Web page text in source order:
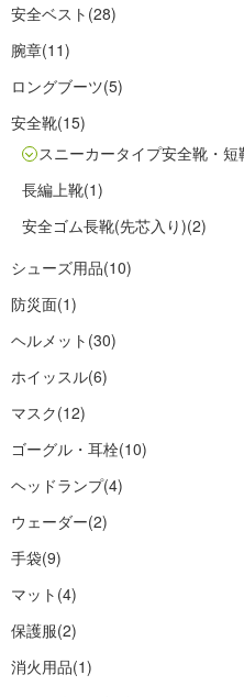
安全ベスト (28)
腕章(11)
ロングブーツ(5)
安全靴(15)
スニーカータイプ安全靴・短
長編上靴(1)
安全ゴム長靴(先芯入り)(2)
シューズ用品(10)
防災面(1)
ヘルメット (30)
ホイッスル(6)
マスク(12)
ゴーグル・耳栓(10)
ヘッドランプ(4)
ウェーダー(2)
手袋(9)
マット (4)
保護服(2)
消火用品(1)